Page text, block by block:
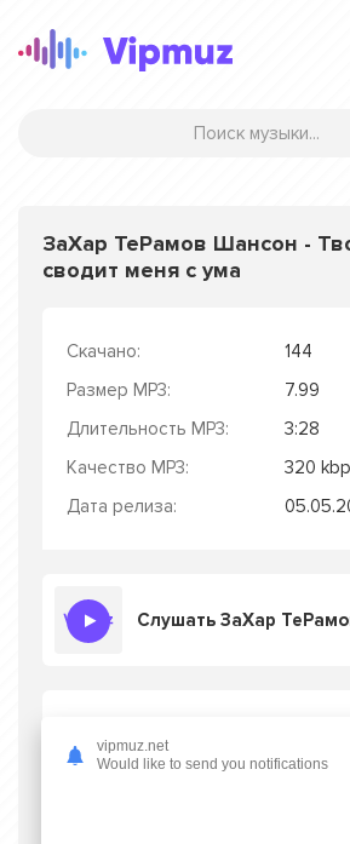
ЗаХар ТеРамов Шансон -
сводит меня с ума
Скачано:
144
Размер MP3:
7.99
Длительность MP3:
3:28
Качество MP3:
320
Дата релиза:
Твоя походка сводит меня с
или слушать онлайн
vipmuz.net
Would like to send you notifications